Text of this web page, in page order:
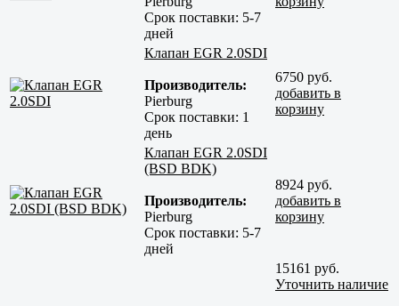
Срок поставки: 5-7
дней
Клапан EGR 2.0SDI
Производитель:
Pierburg
Срок поставки: 1
день
6750 руб.
добавить в
корзину
Клапан EGR 2.0SDI
(BSD BDK)
Производитель:
Pierburg
Срок поставки: 5-7
дней
8924 руб.
добавить в
корзину
15161 руб.
Уточнить наличие